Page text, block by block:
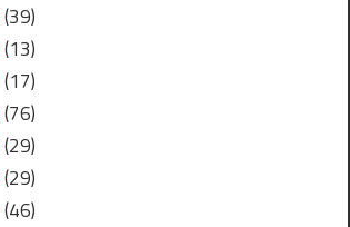
(39)
(13)
(17)
(76)
(29)
(29)
(46)